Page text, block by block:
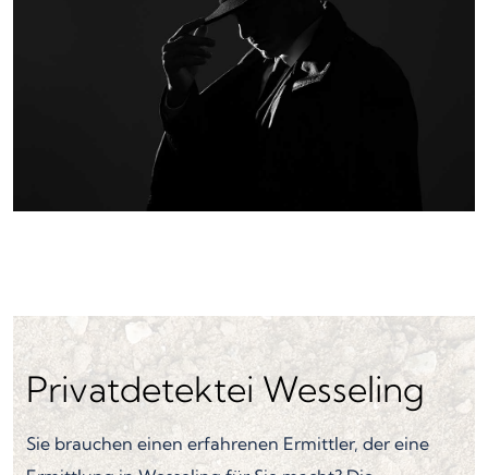
Privatdetektei Wesseling
Sie brauchen einen erfahrenen Ermittler, der eine